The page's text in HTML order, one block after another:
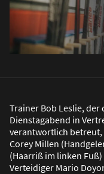
Trainer Bob Leslie, der
Dienstagabend in
verantwortlich betreut,
Corey Millen
(Haarriß im linken Fuß
Verteidiger Mario